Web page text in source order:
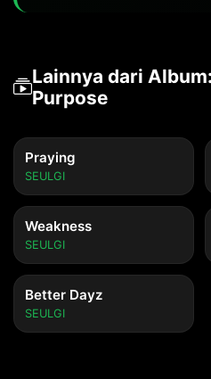
Lainnya dari
Purpose
Praying
SEULGI
Weakness
SEULGI
Better Dayz
SEULGI